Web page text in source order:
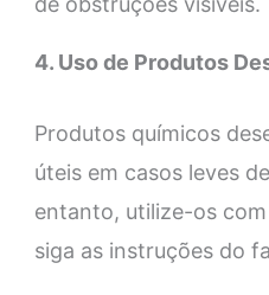
4. Uso de Produtos
Produtos químicos
úteis em casos leves
entanto, utilize-os
siga as instruções do